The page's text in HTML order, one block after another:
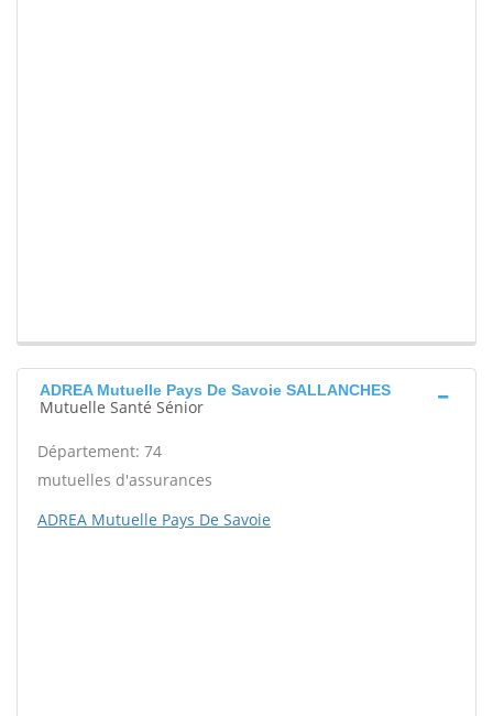
ADREA Mutuelle Pays De Savoie SALLANCHES
Mutuelle Santé Sénior
Département: 74
mutuelles d'assurances
ADREA Mutuelle Pays De Savoie